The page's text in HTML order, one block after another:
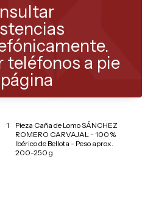
1
Pieza Caña de Lomo SÁNCHEZ
ROMERO CARVAJAL - 100 %
Ibérico de Bellota - Peso aprox.
200-250 g.
teléfonos a pie